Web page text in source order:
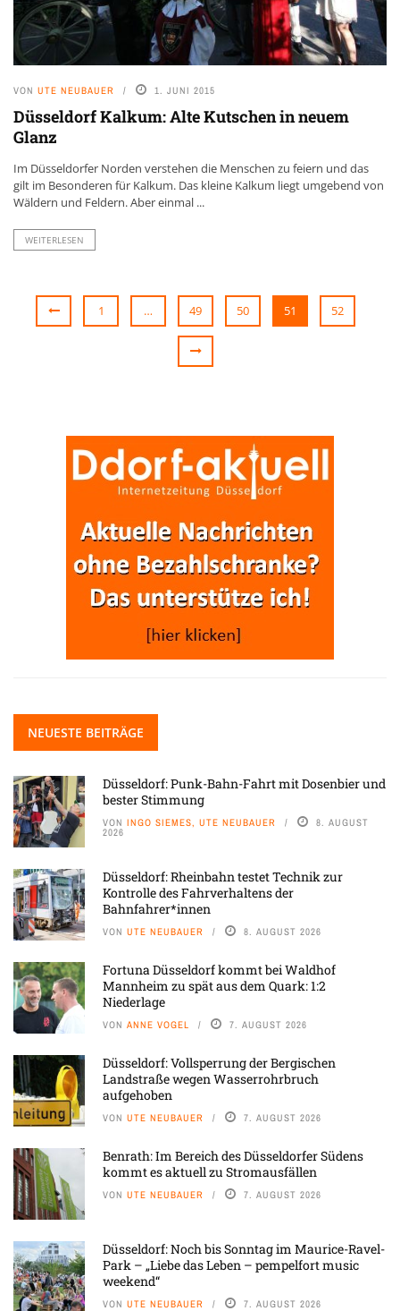
VON UTE NEUBAUER 1. JUNI 2015
Düsseldorf Kalkum: Alte Kutschen in neuem
Glanz
Im Düsseldorfer Norden verstehen die Menschen zu feiern und das
gilt im Besonderen für Kalkum. Das kleine Kalkum liegt umgebend von
Wäldern und Feldern. Aber einmal ...
WEITERLESEN
1 … 49 50 51 52
NEUESTE BEITRÄGE
Düsseldorf: Punk-Bahn-Fahrt mit Dosenbier und
bester Stimmung
VON INGO SIEMES, UTE NEUBAUER 8. AUGUST
2026
Düsseldorf: Rheinbahn testet Technik zur
Kontrolle des Fahrverhaltens der
Bahnfahrer*innen
VON UTE NEUBAUER 8. AUGUST 2026
Fortuna Düsseldorf kommt bei Waldhof
Mannheim zu spät aus dem Quark: 1:2
Niederlage
VON ANNE VOGEL 7. AUGUST 2026
Düsseldorf: Vollsperrung der Bergischen
Landstraße wegen Wasserrohrbruch
aufgehoben
VON UTE NEUBAUER 7. AUGUST 2026
Benrath: Im Bereich des Düsseldorfer Südens
kommt es aktuell zu Stromausfällen
VON UTE NEUBAUER 7. AUGUST 2026
Düsseldorf: Noch bis Sonntag im Maurice-Ravel-
Park – „Liebe das Leben – pempelfort music
weekend“
VON UTE NEUBAUER 7. AUGUST 2026